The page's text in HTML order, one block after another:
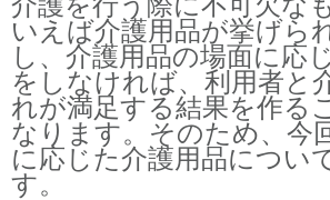
いえば介護用品が挙げら
し、介護用品の場面に応
をしなければ、利用者と
れが満足する結果を作る
なります。そのため、今
に応じた介護用品につい
す。